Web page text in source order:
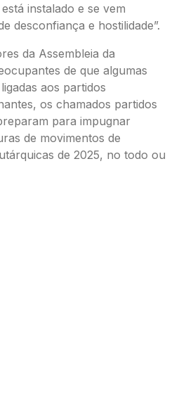
instalado e se vem
desconfiança e hostilidade”.
da Assembleia da
de que algumas
aos partidos
os chamados partidos
para impugnar
de movimentos de
de 2025, no todo ou